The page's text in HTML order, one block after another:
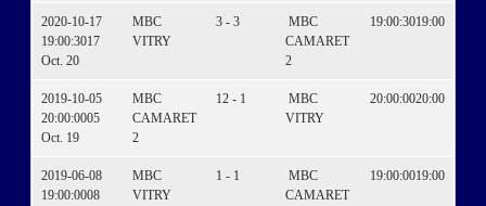
2020-10-17
19:00:3017
Oct. 20
MBC
VITRY
3 - 3
MBC
CAMARET
2
19:00:3019:00
2019-10-05
20:00:0005
Oct. 19
MBC
CAMARET
2
12 - 1
MBC
VITRY
20:00:0020:00
2019-06-08
19:00:0008
MBC
VITRY
1 - 1
MBC
CAMARET
19:00:0019:00